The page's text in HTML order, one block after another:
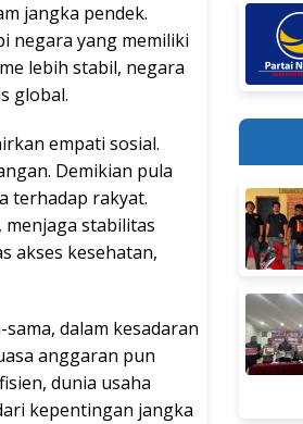
jangka pendek.
negara yang memiliki
lebih stabil, negara
global.
empati sosial.
Demikian pula
terhadap rakyat.
stabilitas
akses kesehatan,
dalam kesadaran
anggaran pun
dunia usaha
kepentingan jangka